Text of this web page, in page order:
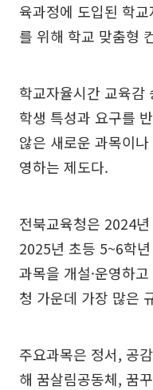
육과정에 도입된 학
를 위해 학교 맞춤형
학교자율시간 교육감
학생 특성과 요구를
않은 새로운 과목이
영하는 제도다.
전북교육청은 2024
2025년 초등 5~6학
과목을 개설·운영하
청 가운데 가장 많은
주요과목은 정서, 공
해 꿈살림공동체, 꿈